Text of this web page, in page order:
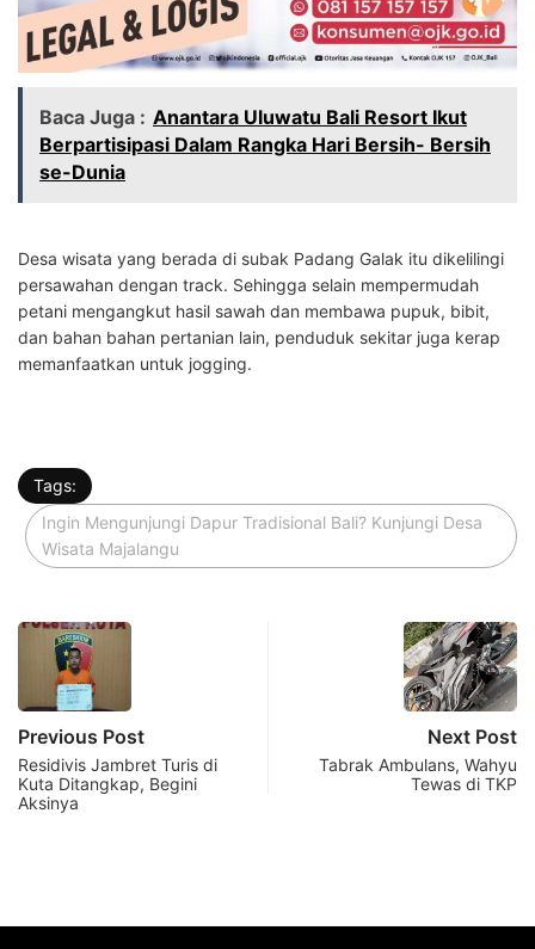
Baca Juga : Anantara Uluwatu Bali Resort Ikut
Berpartisipasi Dalam Rangka Hari Bersih- Bersih
se-Dunia
Desa wisata yang berada di subak Padang Galak itu dikelilingi
persawahan dengan track. Sehingga selain mempermudah
petani mengangkut hasil sawah dan membawa pupuk, bibit,
dan bahan bahan pertanian lain, penduduk sekitar juga kerap
memanfaatkan untuk jogging.
Tags:
Ingin Mengunjungi Dapur Tradisional Bali? Kunjungi Desa
Wisata Majalangu
Previous Post
Residivis Jambret Turis di
Kuta Ditangkap, Begini
Aksinya
Next Post
Tabrak Ambulans, Wahyu
Tewas di TKP